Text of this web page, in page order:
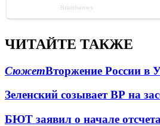
ЧИТАЙТЕ ТАКЖЕ
СюжетВторжение России в
Зеленский созывает ВР на
БЮТ заявил о начале